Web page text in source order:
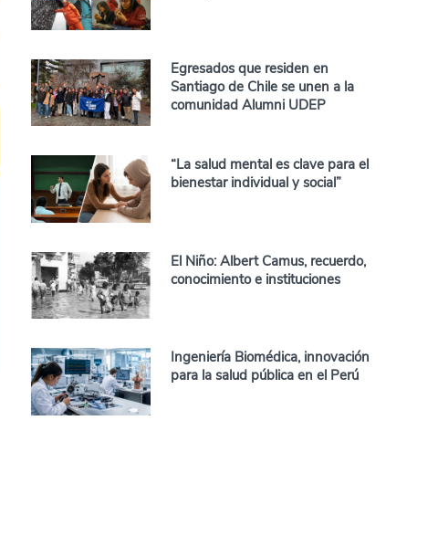
Egresados que residen en
Santiago de Chile se unen a la
comunidad Alumni UDEP
“La salud mental es clave para el
bienestar individual y social”
El Niño: Albert Camus, recuerdo,
conocimiento e instituciones
Ingeniería Biomédica, innovación
para la salud pública en el Perú